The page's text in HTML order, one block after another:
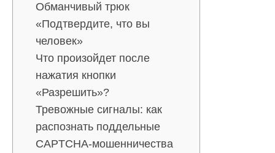
Обманчивый трюк
«Подтвердите, что вы
человек»
Что произойдет после
нажатия кнопки
«Разрешить»?
Тревожные сигналы: как
распознать поддельные
CAPTCHA-мошенничества